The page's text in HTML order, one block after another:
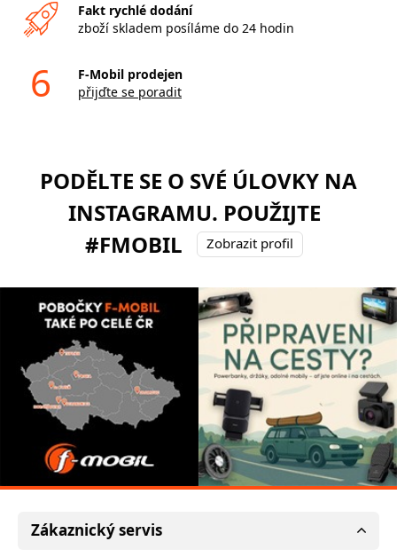
Fakt rychlé dodání
zboží skladem posíláme do 24 hodin
6
F-Mobil prodejen
přijďte se poradit
PODĚLTE SE O SVÉ ÚLOVKY NA
INSTAGRAMU. POUŽIJTE
#FMOBIL
Zobrazit profil
Zákaznický servis